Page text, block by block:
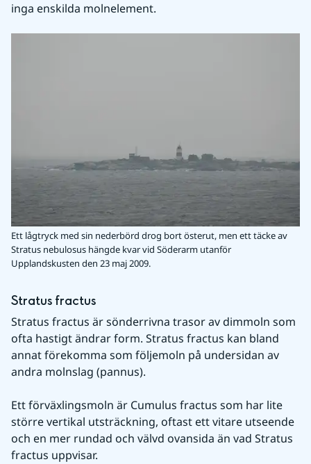
inga enskilda molnelement.
Ett lågtryck med sin nederbörd drog bort österut, men ett täcke av
Stratus nebulosus hängde kvar vid Söderarm utanför
Upplandskusten den 23 maj 2009.
Stratus fractus
Stratus fractus är sönderrivna trasor av dimmoln som
ofta hastigt ändrar form. Stratus fractus kan bland
annat förekomma som följemoln på undersidan av
andra molnslag (pannus).
Ett förväxlingsmoln är Cumulus fractus som har lite
större vertikal utsträckning, oftast ett vitare utseende
och en mer rundad och välvd ovansida än vad Stratus
fractus uppvisar.